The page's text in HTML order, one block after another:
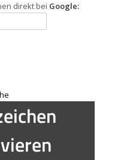
direkt bei Google: